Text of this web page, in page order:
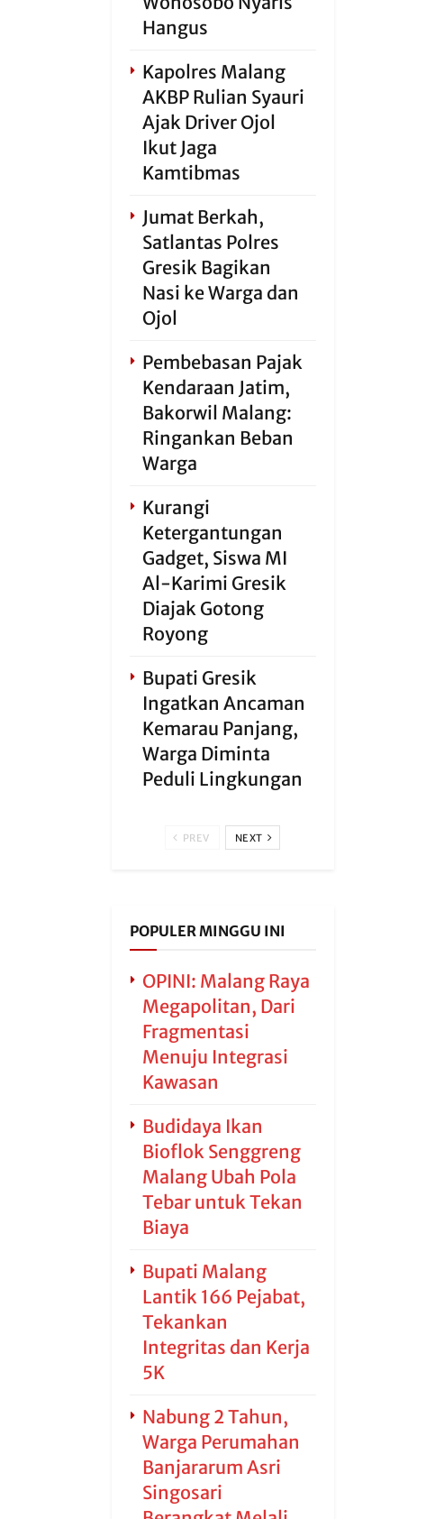
Hangus
Kapolres Malang
AKBP Rulian Syauri
Ajak Driver Ojol
Ikut Jaga
Kamtibmas
Jumat Berkah,
Satlantas Polres
Gresik Bagikan
Nasi ke Warga dan
Ojol
Pembebasan Pajak
Kendaraan Jatim,
Bakorwil Malang:
Ringankan Beban
Warga
Kurangi
Ketergantungan
Gadget, Siswa MI
Al-Karimi Gresik
Diajak Gotong
Royong
Bupati Gresik
Ingatkan Ancaman
Kemarau Panjang,
Warga Diminta
Peduli Lingkungan
PREV NEXT
POPULER MINGGU INI
OPINI: Malang Raya
Megapolitan, Dari
Fragmentasi
Menuju Integrasi
Kawasan
Budidaya Ikan
Bioflok Senggreng
Malang Ubah Pola
Tebar untuk Tekan
Biaya
Bupati Malang
Lantik 166 Pejabat,
Tekankan
Integritas dan Kerja
5K
Nabung 2 Tahun,
Warga Perumahan
Banjararum Asri
Singosari